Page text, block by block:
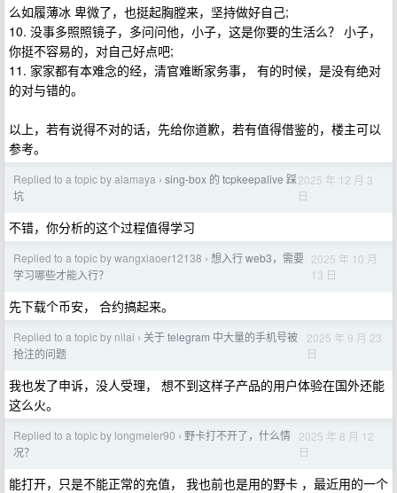
么如履薄冰 卑微了，也挺起胸膛来，坚持做好自己;
10. 没事多照照镜子，多问问他，小子，这是你要的生活么？ 小子，
你挺不容易的，对自己好点吧;
11. 家家都有本难念的经，清官难断家务事， 有的时候，是没有绝对
的对与错的。
以上，若有说得不对的话，先给你道歉，若有值得借鉴的，楼主可以
参考。
Replied to a topic by alamaya › sing-box 的 tcpkeepalive 踩
坑
2025 年 12 月 3
日
不错，你分析的这个过程值得学习
Replied to a topic by wangxiaoer12138 › 想入行 web3，需要
学习哪些才能入行？
2025 年 10 月
13 日
先下载个币安， 合约搞起来。
Replied to a topic by nilai › 关于 telegram 中大量的手机号被
抢注的问题
2025 年 9 月 23
日
我也发了申诉，没人受理， 想不到这样子产品的用户体验在国外还能
这么火。
Replied to a topic by longmeier90 › 野卡打不开了，什么情
况？
2025 年 8 月 12
日
能打开，只是不能正常的充值， 我也前也是用的野卡 ，最近用的一个